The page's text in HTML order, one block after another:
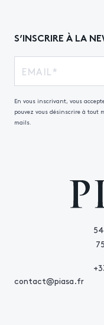
contact@piasa.fr
S’INSCRIRE À LA
En vous inscrivant, vous
pouvez vous désinscrire à
mails.